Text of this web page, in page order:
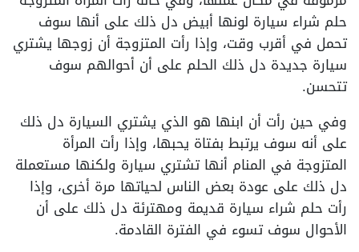
حلم شراء سيارة لونها أبيض دل ذلك على أنها سوف
تحمل في أقرب وقت، وإذا رأت المتزوجة أن زوجها يشتري
سيارة جديدة دل ذلك الحلم على أن أحوالهم سوف
تتحسن.
وفي حين رأت أن ابنها هو الذي يشتري السيارة دل ذلك
على أنه سوف يرتبط بفتاة يحبها، وإذا رأت المرأة
المتزوجة في المنام أنها تشتري سيارة ولكنها مستعملة
دل ذلك على عودة بعض الناس لحياتها مرة أخرى، وإذا
رأت حلم شراء سيارة قديمة ومهترئة دل ذلك على أن
الأحوال سوف تسوء في الفترة القادمة.